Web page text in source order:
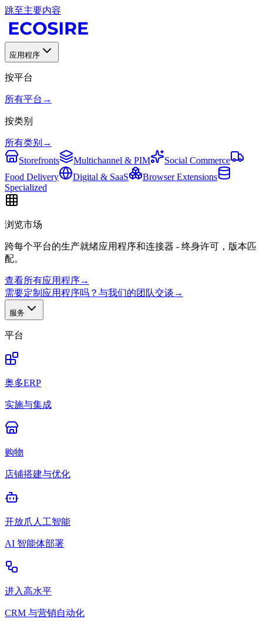
跳至主要内容
应用程序
按平台
所有平台 →
按类别
所有类别 →
Storefronts
Multichannel & PIM
Social Commerce
Food Delivery
Digital & SaaS
Browser Extensions
Specialized
浏览市场
跨每个平台的生产就绪应用程序和连接器 - 终身许可，版本匹
配。
查看所有应用程序→
需要定制应用程序吗？与我们的团队交谈 →
服务
平台
奥多ERP
实施与集成
购物
店铺搭建与优化
开放爪人工智能
AI 智能体部署
进入高水平
CRM 与营销自动化